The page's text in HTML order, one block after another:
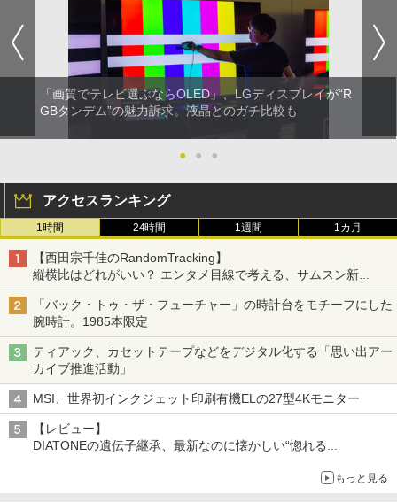
「画質でテレビ選ぶならOLED」、LGディスプレイが“R
GBタンデム”の魅力訴求。液晶とのガチ比較も
● ● ●
アクセスランキング
1時間 24時間 1週間 1カ月
【西田宗千佳のRandomTracking】
縦横比はどれがいい？ エンタメ目線で考える、サムスン新
「Galaxy Z Fold」
「バック・トゥ・ザ・フューチャー」の時計台をモチーフにした
腕時計。1985本限定
ティアック、カセットテープなどをデジタル化する「思い出アー
カイブ推進活動」
MSI、世界初インクジェット印刷有機ELの27型4Kモニター
【レビュー】
DIATONEの遺伝子継承、最新なのに懐かしい“惚れる
もっと見る